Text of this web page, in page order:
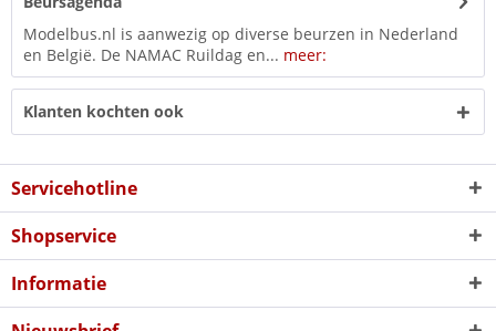
Modelbus.nl is aanwezig op diverse beurzen in Nederland
en België. De NAMAC Ruildag en... meer:
Klanten kochten ook
Servicehotline
Shopservice
Informatie